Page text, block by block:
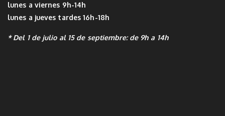
lunes a viernes 9h-14h
lunes a jueves tardes 16h-18h
* Del 1 de julio al 15 de septiembre: de 9h a 14h